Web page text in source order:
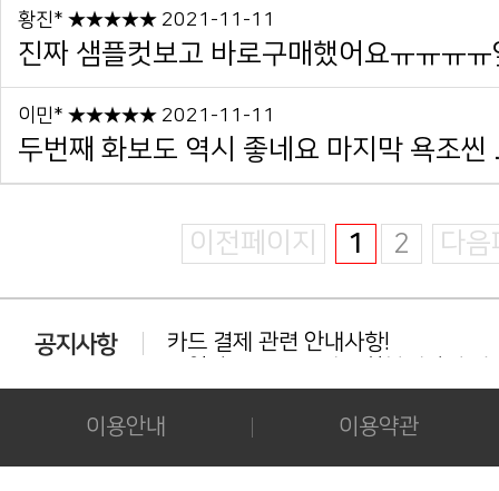
황진* ★★★★★ 2021-11-11
진짜 샘플컷보고 바로구매했어요ㅠㅠㅠ
이민* ★★★★★ 2021-11-11
두번째 화보도 역시 좋네요 마지막 욕조씬
이전페이지 1 2 다음
동일상품 중복 구매는 환불대상이 아
카드결제 결제 중 '세션만료' 문구 노
후기 작성시 화보의 사진을 공개하시
아이폰/아이패드 등 애플기기 화보집
결제후 다운로드 가능기간은 3일간
이용안내 이용약관